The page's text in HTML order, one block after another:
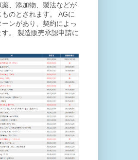
、添加物、製法などが
のとされます。 AGに
ンがあり、契約によっ
。 製造販売承認申請に